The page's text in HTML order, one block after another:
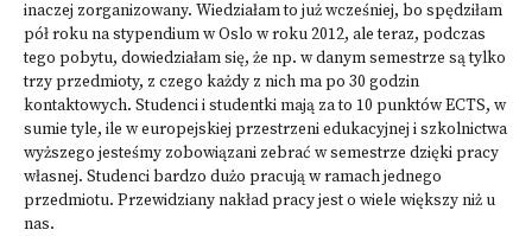
inaczej zorganizowany. Wiedziałam to już wcześniej, bo spędziłam
pół roku na stypendium w Oslo w roku 2012, ale teraz, podczas
tego pobytu, dowiedziałam się, że np. w danym semestrze są tylko
trzy przedmioty, z czego każdy z nich ma po 30 godzin
kontaktowych. Studenci i studentki mają za to 10 punktów ECTS, w
sumie tyle, ile w europejskiej przestrzeni edukacyjnej i szkolnictwa
wyższego jesteśmy zobowiązani zebrać w semestrze dzięki pracy
własnej. Studenci bardzo dużo pracują w ramach jednego
przedmiotu. Przewidziany nakład pracy jest o wiele większy niż u
nas.